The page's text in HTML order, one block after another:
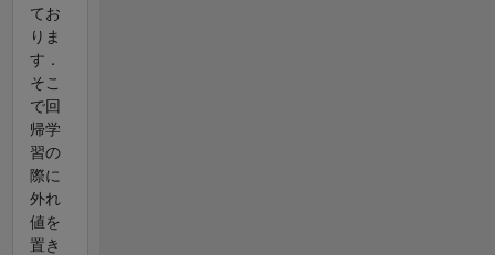
てお
りま
す．
そこ
で回
帰学
習の
際に
外れ
値を
置き